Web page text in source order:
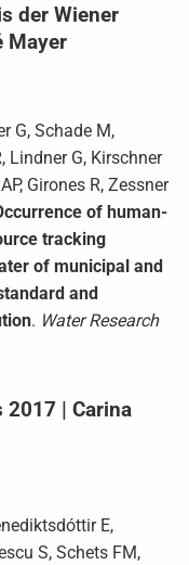
der Wiener
Mayer
G, Schade M,
Lindner G, Kirschner
Girones R, Zessner
of human-
tracking
of municipal and
and
. Water Research
2017 | Carina
E,
S, Schets FM,